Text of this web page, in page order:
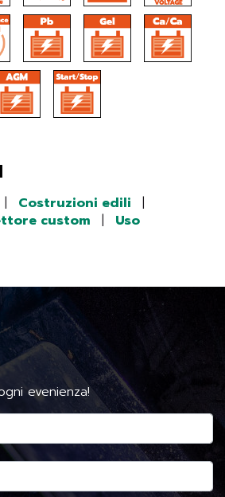
| Costruzioni edili
|
custom |
Uso
evenienza!